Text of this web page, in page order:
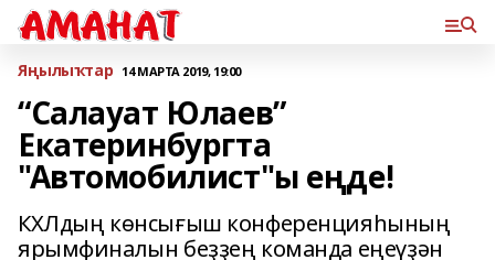
Яңылыҡтар 14 МАРТА 2019, 19:00
“Салауат Юлаев”
Екатеринбургта
"Автомобилист"ы еңде!
КХЛдың көнсығыш конференцияһының
ярымфиналын беҙҙең команда еңеүҙән